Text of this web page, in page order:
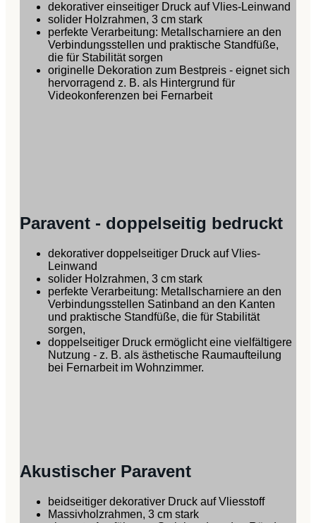
dekorativer einseitiger Druck auf Vlies-Leinwand
solider Holzrahmen, 3 cm stark
perfekte Verarbeitung: Metallscharniere an den
Verbindungsstellen und praktische Standfüße,
die für Stabilität sorgen
originelle Dekoration zum Bestpreis - eignet sich
hervorragend z. B. als Hintergrund für
Videokonferenzen bei Fernarbeit
Paravent - doppelseitig bedruckt
dekorativer doppelseitiger Druck auf Vlies-
Leinwand
solider Holzrahmen, 3 cm stark
perfekte Verarbeitung: Metallscharniere an den
Verbindungsstellen Satinband an den Kanten
und praktische Standfüße, die für Stabilität
sorgen,
doppelseitiger Druck ermöglicht eine vielfältigere
Nutzung - z. B. als ästhetische Raumaufteilung
bei Fernarbeit im Wohnzimmer.
Akustischer Paravent
beidseitiger dekorativer Druck auf Vliesstoff
Massivholzrahmen, 3 cm stark